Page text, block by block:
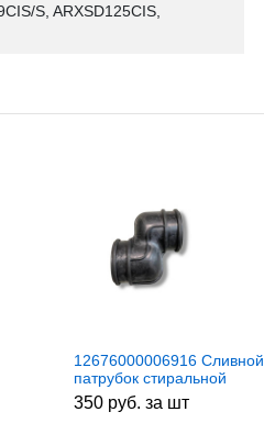
S, ARXSD125CIS,
12676000006916 Сливной
патрубок стиральной
машины Midea
12676000006916
350 руб. за шт